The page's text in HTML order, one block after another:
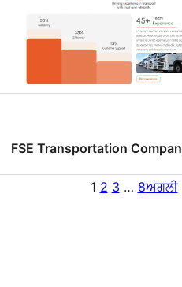
FSE Transportation
1 2 3 … 8ਅਗਲੀ